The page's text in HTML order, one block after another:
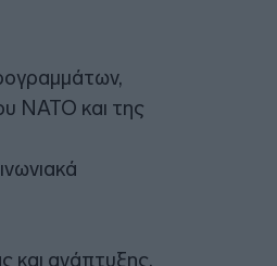
NATO και της
και ανάπτυξης.